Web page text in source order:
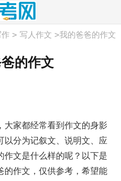
作 > 写人作文 >我的爸爸的作文
的作文
家都经常看到作文的身影
以分为记叙文、说明文、应
作文是什么样的呢？以下是
的作文，仅供参考，希望能